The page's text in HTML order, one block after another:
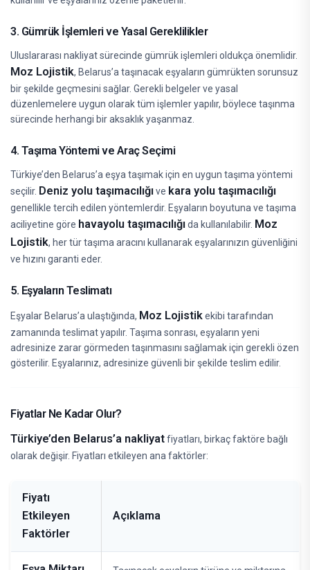
3. Gümrük İşlemleri ve Yasal Gereklilikler
Uluslararası nakliyat sürecinde gümrük işlemleri oldukça önemlidir.
Moz Lojistik, Belarus’a taşınacak eşyaların gümrükten sorunsuz
bir şekilde geçmesini sağlar. Gerekli belgeler ve yasal
düzenlemelere uygun olarak tüm işlemler yapılır, böylece taşınma
sürecinde herhangi bir aksaklık yaşanmaz.
4. Taşıma Yöntemi ve Araç Seçimi
Türkiye’den Belarus’a eşya taşımak için en uygun taşıma yöntemi
seçilir. Deniz yolu taşımacılığıve kara yolu taşımacılığı
genellikle tercih edilen yöntemlerdir. Eşyaların boyutuna ve taşıma
aciliyetine göre havayolu taşımacılığıda kullanılabilir. Moz
Lojistik, her tür taşıma aracını kullanarak eşyalarınızın güvenliğini
ve hızını garanti eder.
5. Eşyaların Teslimatı
Eşyalar Belarus’a ulaştığında, Moz Lojistikekibi tarafından
zamanında teslimat yapılır. Taşıma sonrası, eşyaların yeni
adresinize zarar görmeden taşınmasını sağlamak için gerekli özen
gösterilir. Eşyalarınız, adresinize güvenli bir şekilde teslim edilir.
Fiyatlar Ne Kadar Olur?
Türkiye’den Belarus’a nakliyatfiyatları, birkaç faktöre bağlı
olarak değişir. Fiyatları etkileyen ana faktörler:
Fiyatı
Etkileyen
Faktörler
Açıklama